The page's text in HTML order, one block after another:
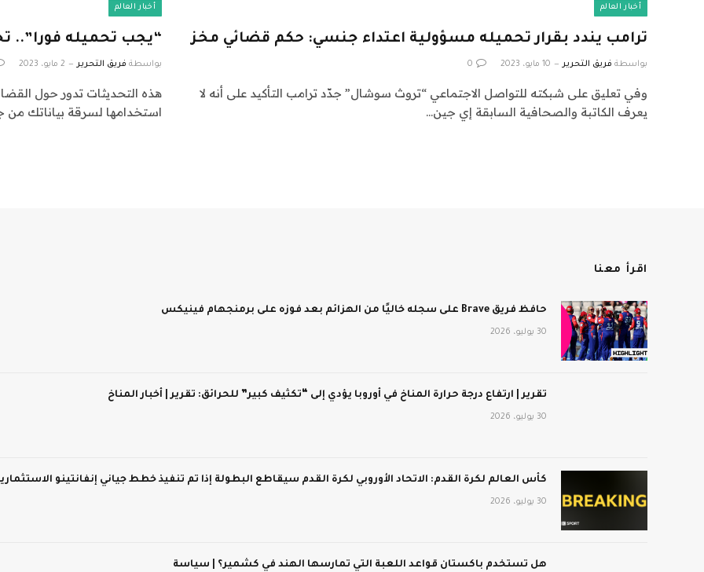
أخبار العالم
ترامب يندد بقرار تحميله مسؤولية اعتداء جنسي: حكم قضائي مخز
بواسطة فريق التحرير 10 مايو، 2023 0
وفي تعليق على شبكته للتواصل الاجتماعي “تروث سوشال” جدّد ترامب التأكيد على أنه لا
يعرف الكاتبة والصحافية السابقة إي جين…
أخبار العالم
“يجب تحميله فورا”..
بواسطة فريق التحرير 2 مايو، 2023
هذه التحديثات تدور حول
استخدامها لسرقة بياناتك من
اقرأ معنا
حافظ فريق Brave على سجله خاليًا من الهزائم بعد فوزه على برمنجهام فينيكس
30 يوليو، 2026
تقرير | ارتفاع درجة حرارة المناخ في أوروبا يؤدي إلى “تكثيف كبير” للحرائق: تقرير | أخبار المناخ
30 يوليو، 2026
كأس العالم لكرة القدم: الاتحاد الأوروبي لكرة القدم سيقاطع البطولة إذا تم تنفيذ خطط جياني إنفانتينو
30 يوليو، 2026
هل تستخدم باكستان قواعد اللعبة التي تمارسها الهند في كشمير؟ | سياسة